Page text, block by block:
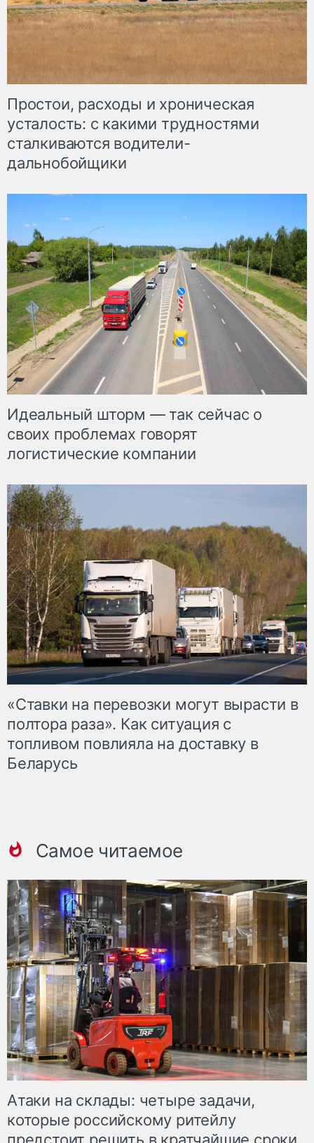
Простои, расходы и хроническая
усталость: с какими трудностями
сталкиваются водители-
дальнобойщики
Идеальный шторм — так сейчас о
своих проблемах говорят
логистические компании
«Ставки на перевозки могут вырасти в
полтора раза». Как ситуация с
топливом повлияла на доставку в
Беларусь
Самое читаемое
Атаки на склады: четыре задачи,
которые российскому ритейлу
предстоит решить в кратчайшие сроки